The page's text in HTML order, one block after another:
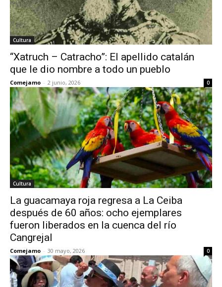
Cultura
“Xatruch – Catracho”: El apellido catalán
que le dio nombre a todo un pueblo
Comejamo - 2 junio, 2026 0
Cultura
La guacamaya roja regresa a La Ceiba
después de 60 años: ocho ejemplares
fueron liberados en la cuenca del río
Cangrejal
Comejamo - 30 mayo, 2026 0